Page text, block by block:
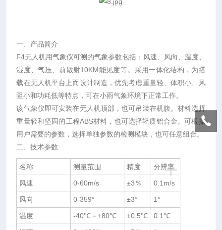
一、 产品简介
F4无人机用气象仪可测的气象参数包括：风速、风向、温度、
湿度、气压、前散射10KM能见度等。采用一体化结构，为搭
载在无人机平台上而设计制造，优先考虑重量轻、体积小、风
阻小和功耗低等特点，可在小雨气象环境下正常工作。
该气象仪即可安装在无人机顶部，也可吊装在机腹。材料选择
重量轻和坚固的工程ABS材料，也可选择轻质铝合金。可根据
用户需要的参数，选择单独参数的检测模块，也可任意组合。
二、技术参数
+
名称 测量范围 精度 分辨率
风速 0-60m/s ±3％ 0.1m/s
风向 0-359° ±3° 1°
温度 -40℃－+80℃ ±0.5℃ 0.1℃